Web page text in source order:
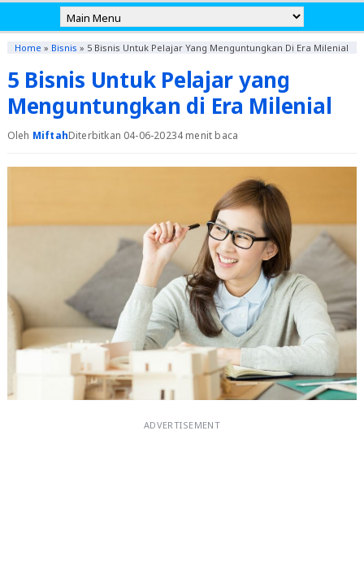
Home » Bisnis » 5 Bisnis Untuk Pelajar Yang Menguntungkan Di Era Milenial
5 Bisnis Untuk Pelajar yang
Menguntungkan di Era Milenial
Oleh MiftahDiterbitkan 04-06-20234 menit baca
ADVERTISEMENT